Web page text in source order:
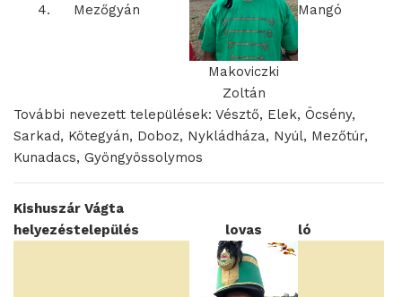
4. Mezőgyán
Makoviczki
Zoltán
Mangó
További nevezett települések: Vésztő, Elek, Öcsény,
Sarkad, Kötegyán, Doboz, Nykládháza, Nyúl, Mezőtúr,
Kunadacs, Gyöngyössolymos
Kishuszár Vágta
helyezéstelepülés lovas ló